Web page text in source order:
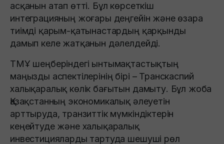
асқанын атап өтті. Бұл көрсеткіш
интеграцияның жоғары деңгейін және өзара
тиімді қарым-қатынастардың қарқынды
дамып келе жатқанын дәлелдейді.
ТМҰ шеңберіндегі ынтымақтастықтың
маңызды аспектілерінің бірі – Транскаспий
халықаралық көлік бағытын дамыту. Бұл жоба
Қазақстанның экономикалық әлеуетін
арттыруда, транзиттік мүмкіндіктерін
кеңейтуде және халықаралық
инвестицияларды тартуда шешуші рөл